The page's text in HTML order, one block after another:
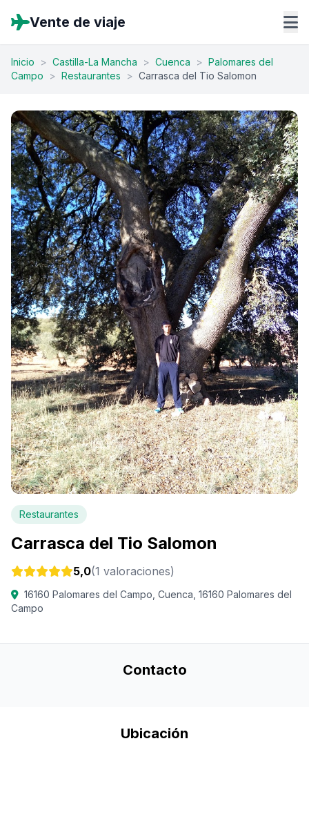
Vente de viaje
Inicio > Castilla-La Mancha > Cuenca > Palomares del
Campo
> Restaurantes > Carrasca del Tio Salomon
Restaurantes
Carrasca del Tio Salomon
5,0(1 valoraciones)
16160 Palomares del Campo, Cuenca, 16160 Palomares del
Campo
Contacto
Ubicación